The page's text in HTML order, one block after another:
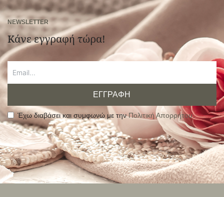
NEWSLETTER
Κάνε εγγραφή τώρα!
ΕΓΓΡΑΦΗ
Έχω διαβάσει και συμφωνώ με τηνΠολιτική Απορρήτου.
Alternative: